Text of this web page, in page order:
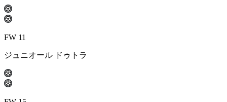
FW 11
ジュニオール ドゥトラ